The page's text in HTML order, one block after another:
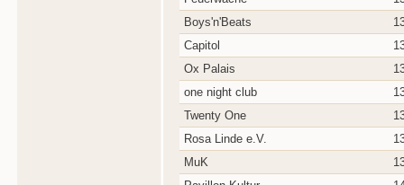
Boys'n'Beats
Capitol
Ox Palais
one night club
Twenty One
Rosa Linde e.V.
MuK